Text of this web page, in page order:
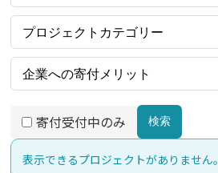
寄付受付中のみ 検索
表示できるプロジェクトがありません。